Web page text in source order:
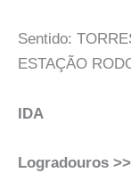
Sentido:
ESTAÇÃO
IDA
Logradouros